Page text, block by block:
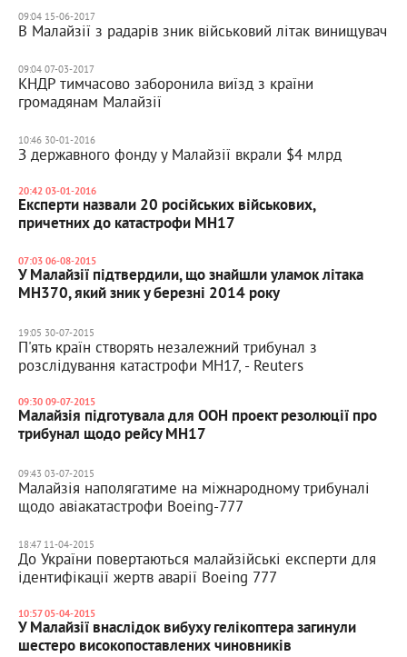
09:04 15-06-2017
В Малайзії з радарів зник військовий літак винищувач
09:04 07-03-2017
КНДР тимчасово заборонила виїзд з країни
громадянам Малайзії
10:46 30-01-2016
З державного фонду у Малайзії вкрали $4 млрд
20:42 03-01-2016
Експерти назвали 20 російських військових,
причетних до катастрофи MH17
07:03 06-08-2015
У Малайзії підтвердили, що знайшли уламок літака
МН370, який зник у березні 2014 року
19:05 30-07-2015
П'ять країн створять незалежний трибунал з
розслідування катастрофи МН17, - Reuters
09:30 09-07-2015
Малайзія підготувала для ООН проект резолюції про
трибунал щодо рейсу МН17
09:43 03-07-2015
Малайзія наполягатиме на міжнародному трибуналі
щодо авіакатастрофи Boeing-777
18:47 11-04-2015
До України повертаються малайзійські експерти для
ідентифікації жертв аварії Boeing 777
10:57 05-04-2015
У Малайзії внаслідок вибуху гелікоптера загинули
шестеро високопоставлених чиновників